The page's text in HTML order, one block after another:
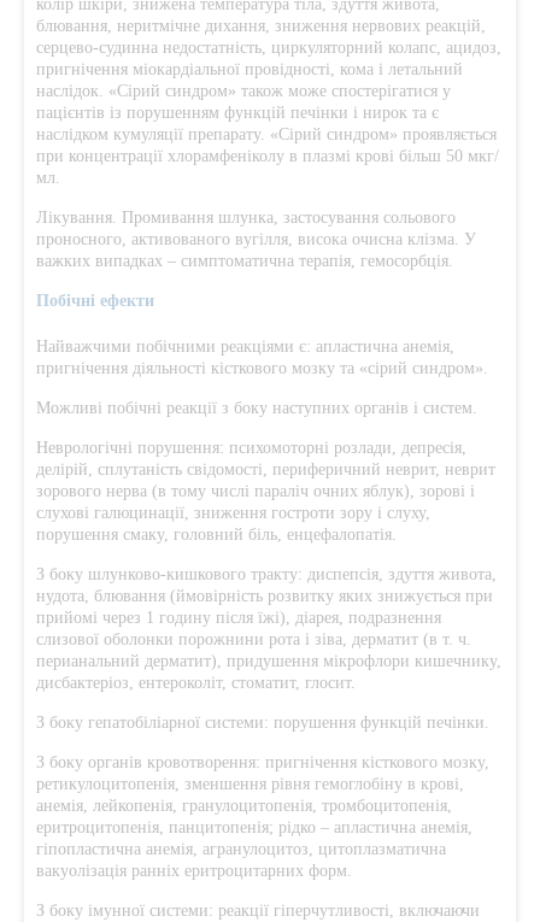
колір шкіри, знижена температура тіла, здуття живота,
блювання, неритмічне дихання, зниження нервових реакцій,
серцево-судинна недостатність, циркуляторний колапс, ацидоз,
пригнічення міокардіальної провідності, кома і летальний
наслідок. «Сірий синдром» також може спостерігатися у
пацієнтів із порушенням функцій печінки і нирок та є
наслідком кумуляції препарату. «Сірий синдром» проявляється
при концентрації хлорамфеніколу в плазмі крові більш 50 мкг/
мл.
Лікування. Промивання шлунка, застосування сольового
проносного, активованого вугілля, висока очисна клізма. У
важких випадках – симптоматична терапія, гемосорбція.
Побічні ефекти
Найважчими побічними реакціями є: апластична анемія,
пригнічення діяльності кісткового мозку та «сірий синдром».
Можливі побічні реакції з боку наступних органів і систем.
Неврологічні порушення: психомоторні розлади, депресія,
делірій, сплутаність свідомості, периферичний неврит, неврит
зорового нерва (в тому числі параліч очних яблук), зорові і
слухові галюцинації, зниження гостроти зору і слуху,
порушення смаку, головний біль, енцефалопатія.
З боку шлунково-кишкового тракту: диспепсія, здуття живота,
нудота, блювання (ймовірність розвитку яких знижується при
прийомі через 1 годину після їжі), діарея, подразнення
слизової оболонки порожнини рота і зіва, дерматит (в т. ч.
перианальний дерматит), придушення мікрофлори кишечнику,
дисбактеріоз, ентероколіт, стоматит, глосит.
З боку гепатобіліарної системи: порушення функцій печінки.
З боку органів кровотворення: пригнічення кісткового мозку,
ретикулоцитопенія, зменшення рівня гемоглобіну в крові,
анемія, лейкопенія, гранулоцитопенія, тромбоцитопенія,
еритроцитопенія, панцитопенія; рідко – апластична анемія,
гіпопластична анемія, агранулоцитоз, цитоплазматична
вакуолізація ранніх еритроцитарних форм.
З боку імунної системи: реакції гіперчутливості, включаючи